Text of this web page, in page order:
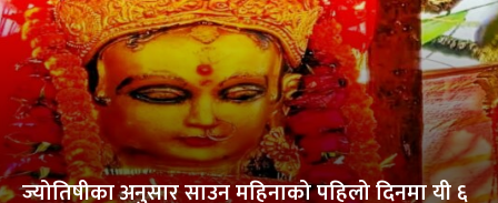
ज्योतिषीका अनुसार साउन महिनाको पहिलो दिनमा यी ६